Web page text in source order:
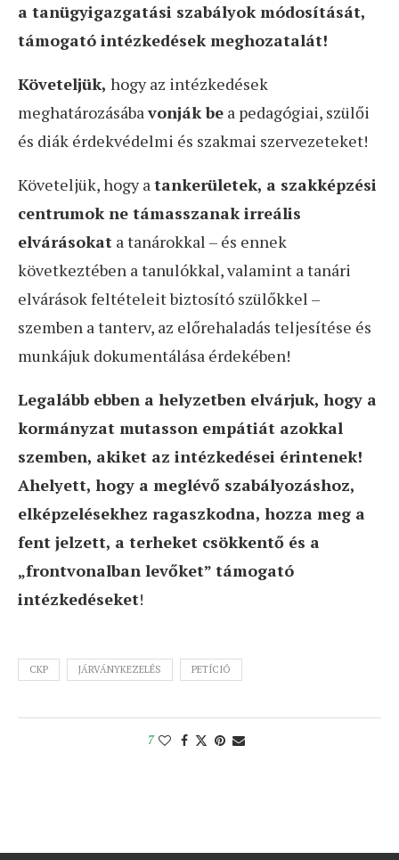
a tanügyigazgatási szabályok módosítását,
támogató intézkedések meghozatalát!
Követeljük, hogy az intézkedések
meghatározásábavonják be a pedagógiai, szülői
és diák érdekvédelmi és szakmai szervezeteket!
Követeljük, hogy atankerületek, a szakképzési
centrumok ne támasszanak irreális
elvárásokat a tanárokkal – és ennek
következtében a tanulókkal, valamint a tanári
elvárások feltételeit biztosító szülőkkel –
szemben a tanterv, az előrehaladás teljesítése és
munkájuk dokumentálása érdekében!
Legalább ebben a helyzetben elvárjuk, hogy a
kormányzat mutasson empátiát azokkal
szemben, akiket az intézkedései érintenek!
Ahelyett, hogy a meglévő szabályozáshoz,
elképzelésekhez ragaszkodna, hozza meg a
fent jelzett, a terheket csökkentő és a
„frontvonalban levőket” támogató
intézkedéseket!
CKP JÁRVÁNYKEZELÉS PETÍCIÓ
7